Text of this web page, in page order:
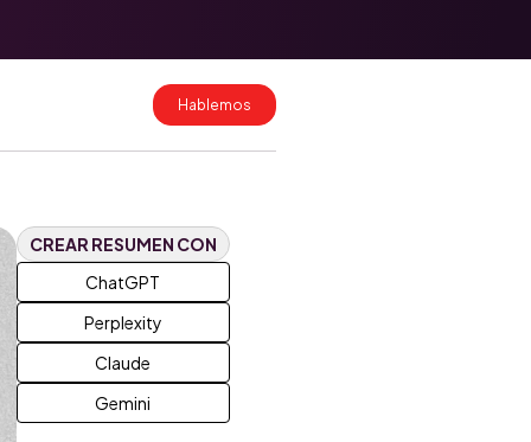
datos a
HubSpot: cómo
hacerlo sin
perder
Colombia y
México 2026
Hablemos
CREAR RESUMEN CON
ChatGPT
Perplexity
Claude
Gemini